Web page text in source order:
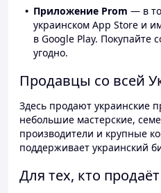
Приложение Prom — в
украинском App Store и
в Google Play. Покупайте
угодно.
Продавцы со всей
Здесь продают украинские
небольшие мастерские,
производители и крупные
поддерживает украинский
Для тех, кто